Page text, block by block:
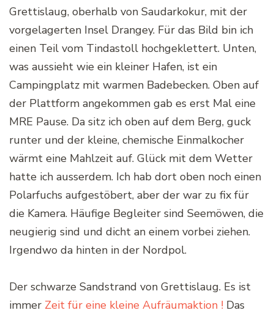
Grettislaug, oberhalb von Saudarkokur, mit der
vorgelagerten Insel Drangey. Für das Bild bin ich
einen Teil vom Tindastoll hochgeklettert. Unten,
was aussieht wie ein kleiner Hafen, ist ein
Campingplatz mit warmen Badebecken. Oben auf
der Plattform angekommen gab es erst Mal eine
MRE Pause. Da sitz ich oben auf dem Berg, guck
runter und der kleine, chemische Einmalkocher
wärmt eine Mahlzeit auf. Glück mit dem Wetter
hatte ich ausserdem. Ich hab dort oben noch einen
Polarfuchs aufgestöbert, aber der war zu fix für
die Kamera. Häufige Begleiter sind Seemöwen, die
neugierig sind und dicht an einem vorbei ziehen.
Irgendwo da hinten in der Nordpol.
Der schwarze Sandstrand von Grettislaug. Es ist
immer Zeit für eine kleine Aufräumaktion ! Das